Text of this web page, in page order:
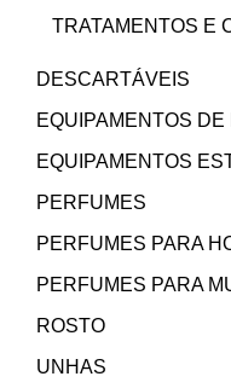
TRATAMENTOS E
DESCARTÁVEIS
EQUIPAMENTOS
EQUIPAMENTOS
PERFUMES
PERFUMES PARA
PERFUMES PARA
ROSTO
UNHAS